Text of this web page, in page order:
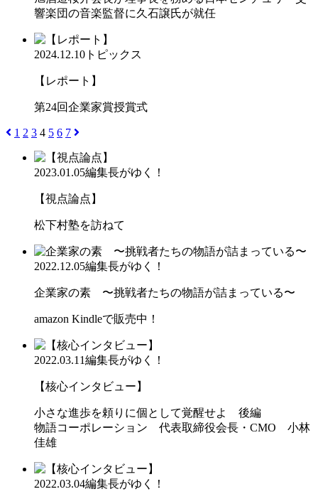
響楽団の音楽監督に久石譲氏が就任
2024.12.10 トピックス
【レポート】
第24回企業家賞授賞式
1 2 3 4 5 6 7
2023.01.05編集長がゆく！
【視点論点】
松下村塾を訪ねて
2022.12.05編集長がゆく！
企業家の素 〜挑戦者たちの物語が詰まっている〜
amazon Kindleで販売中！
2022.03.11編集長がゆく！
【核心インタビュー】
小さな進歩を頼りに個として覚醒せよ 後編
物語コーポレーション 代表取締役会長・CMO 小林
佳雄
2022.03.04編集長がゆく！